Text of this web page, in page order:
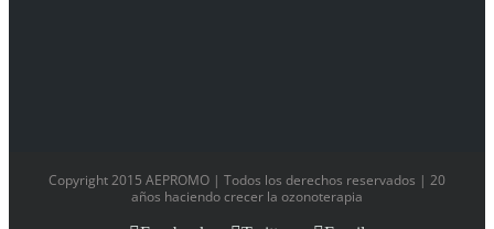
Copyright 2015 AEPROMO | Todos los derechos reservados | 20
años haciendo crecer la ozonoterapia